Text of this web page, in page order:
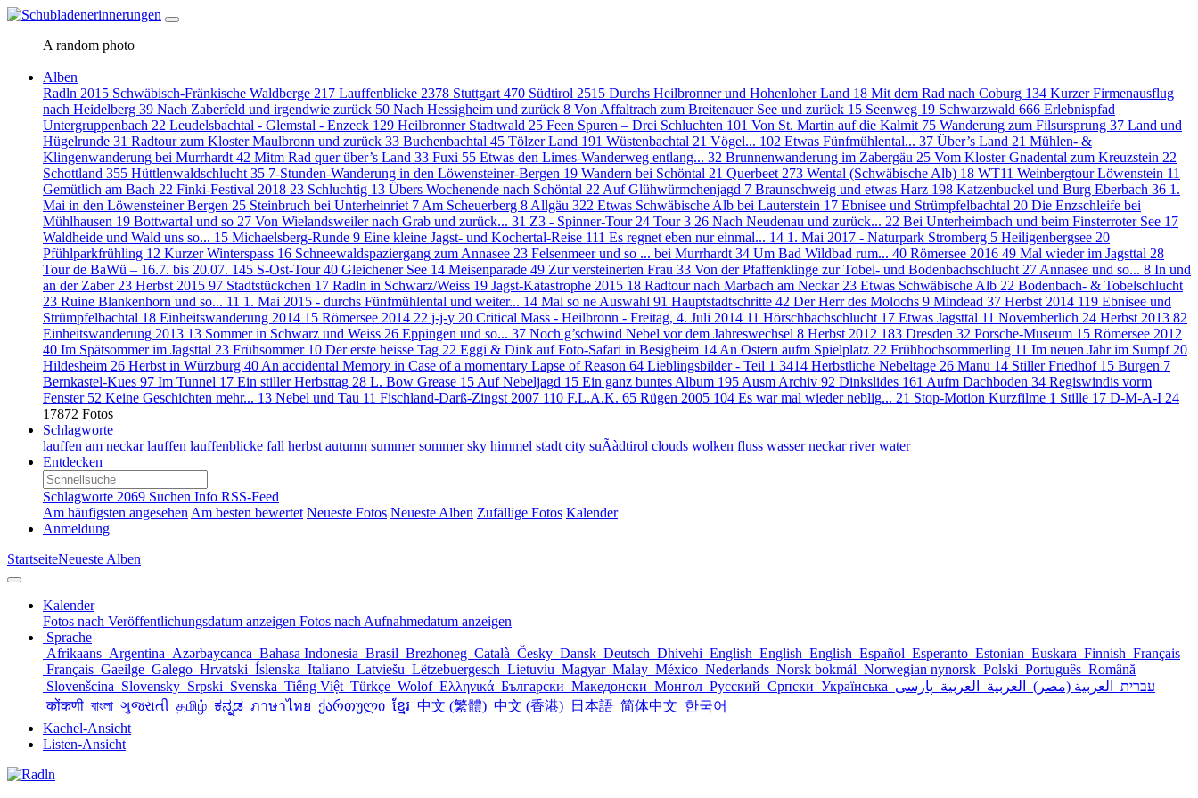
A random photo
Alben
Radln 2015 Schwäbisch-Fränkische Waldberge 217 Lauffenblicke 2378 Stuttgart 470 Südtirol 2515 Durchs Heilbronner und Hohenloher Land 18 Mit dem Rad nach Coburg 134 Kurzer Firmenausflug
nach Heidelberg 39 Nach Zaberfeld und irgendwie zurück 50 Nach Hessigheim und zurück 8 Von Affaltrach zum Breitenauer See und zurück 15 Seenweg 19 Schwarzwald 666 Erlebnispfad
Untergruppenbach 22 Leudelsbachtal - Glemstal - Enzeck 129 Heilbronner Stadtwald 25 Feen Spuren – Drei Schluchten 101 Von St. Martin auf die Kalmit 75 Wanderung zum Filsursprung 37 Land und
Hügelrunde 31 Radtour zum Kloster Maulbronn und zurück 33 Buchenbachtal 45 Tölzer Land 191 Wüstenbachtal 21 Vögel... 102 Etwas Fünfmühlental... 37 Über’s Land 21 Mühlen- &
Klingenwanderung bei Murrhardt 42 Mitm Rad quer über’s Land 33 Fuxi 55 Etwas den Limes-Wanderweg entlang... 32 Brunnenwanderung im Zabergäu 25 Vom Kloster Gnadental zum Kreuzstein 22
Schottland 355 Hüttlenwaldschlucht 35 7-Stunden-Wanderung in den Löwensteiner-Bergen 19 Wandern bei Schöntal 21 Querbeet 273 Wental (Schwäbische Alb) 18 WT11 Weinbergtour Löwenstein 11
Gemütlich am Bach 22 Finki-Festival 2018 23 Schluchtig 13 Übers Wochenende nach Schöntal 22 Auf Glühwürmchenjagd 7 Braunschweig und etwas Harz 198 Katzenbuckel und Burg Eberbach 36 1.
Mai in den Löwensteiner Bergen 25 Steinbruch bei Unterheinriet 7 Am Scheuerberg 8 Allgäu 322 Etwas Schwäbische Alb bei Lauterstein 17 Ebnisee und Strümpfelbachtal 20 Die Enzschleife bei
Mühlhausen 19 Bottwartal und so 27 Von Wielandsweiler nach Grab und zurück... 31 Z3 - Spinner-Tour 24 Tour 3 26 Nach Neudenau und zurück... 22 Bei Unterheimbach und beim Finsterroter See 17
Waldheide und Wald uns so... 15 Michaelsberg-Runde 9 Eine kleine Jagst- und Kochertal-Reise 111 Es regnet eben nur einmal... 14 1. Mai 2017 - Naturpark Stromberg 5 Heiligenbergsee 20
Pfühlparkfrühling 12 Kurzer Winterspass 16 Schneewaldspaziergang zum Annasee 23 Felsenmeer und so ... bei Murrhardt 34 Um Bad Wildbad rum... 40 Römersee 2016 49 Mal wieder im Jagsttal 28
Tour de BaWü – 16.7. bis 20.07. 145 S-Ost-Tour40 Gleichener See 14 Meisenparade 49 Zur versteinerten Frau 33 Von der Pfaffenklinge zur Tobel- und Bodenbachschlucht 27 Annasee und so... 8 In und
an der Zaber 23 Herbst 2015 97 Stadtstückchen 17 Radln in Schwarz/Weiss 19 Jagst-Katastrophe 2015 18 Radtour nach Marbach am Neckar 23 Etwas Schwäbische Alb 22 Bodenbach- & Tobelschlucht
23 Ruine Blankenhorn und so... 11 1. Mai 2015 - durchs Fünfmühlental und weiter... 14 Mal so ne Auswahl 91 Hauptstadtschritte 42 Der Herr des Molochs 9 Mindead 37 Herbst 2014 119 Ebnisee und
Strümpfelbachtal 18 Einheitswanderung 2014 15 Römersee 2014 22 j-j-y 20 Critical Mass - Heilbronn - Freitag, 4. Juli 2014 11 Hörschbachschlucht 17 Etwas Jagsttal 11 Novemberlich 24 Herbst 2013 82
Einheitswanderung 2013 13 Sommer in Schwarz und Weiss 26 Eppingen und so... 37 Noch g’schwind Nebel vor dem Jahreswechsel 8 Herbst 2012 183 Dresden 32 Porsche-Museum 15 Römersee 2012
40 Im Spätsommer im Jagsttal 23 Frühsommer 10 Der erste heisse Tag 22 Eggi & Dink auf Foto-Safari in Besigheim 14 An Ostern aufm Spielplatz 22 Frühhochsommerling 11 Im neuen Jahr im Sumpf 20
Hildesheim 26 Herbst in Würzburg 40 An accidental Memory in Case of a momentary Lapse of Reason 64 Lieblingsbilder - Teil 1 3414 Herbstliche Nebeltage 26 Manu 14 Stiller Friedhof 15 Burgen 7
Bernkastel-Kues 97 Im Tunnel 17 Ein stiller Herbsttag 28 L. Bow Grease 15 Auf Nebeljagd 15 Ein ganz buntes Album 195 Ausm Archiv 92 Dinkslides 161 Aufm Dachboden 34 Regiswindis vorm
Fenster 52 Keine Geschichten mehr... 13 Nebel und Tau 11 Fischland-Darß-Zingst 2007 110 F.L.A.K. 65 Rügen 2005 104 Es war mal wieder neblig... 21 Stop-Motion Kurzfilme 1 Stille 17 D-M-A-I 24
17872 Fotos
Schlagworte
lauffen am neckar lauffen lauffenblicke fall herbst autumn summer sommer sky himmel stadt city suÃàdtirol clouds wolken fluss wasser neckar river water
Entdecken
Schlagworte 2069 Suchen Info RSS-Feed
Am häufigsten angesehen Am besten bewertet Neueste Fotos Neueste Alben Zufällige Fotos Kalender
Anmeldung
StartseiteNeueste Alben
Kalender
Fotos nach Veröffentlichungsdatum anzeigen Fotos nach Aufnahmedatum anzeigen
Sprache
Afrikaans Argentina Azərbaycanca Bahasa Indonesia Brasil Brezhoneg Català Česky Dansk Deutsch Dhivehi English English English Español Esperanto Estonian Euskara Finnish Français
Français Gaeilge Galego Hrvatski Íslenska Italiano Latviešu Lëtzebuergesch Lietuviu Magyar Malay México Nederlands Norsk bokmål Norwegian nynorsk Polski Português Română
Slovenšcina Slovensky Srpski Svenska Tiếng Việt Türkçe Wolof Ελληνικά Български Македонски Монгол Русский Српски Українська עברית العربية (مصر) العربية العربية پارسی
कोंकणी বাংলা ગુજરાતી தமிழ் ಕನ್ನಡ ภาษาไทย ქართული ខ្មែរ 中文 (繁體) 中文 (香港) 日本語 简体中文 한국어
Kachel-Ansicht
Listen-Ansicht